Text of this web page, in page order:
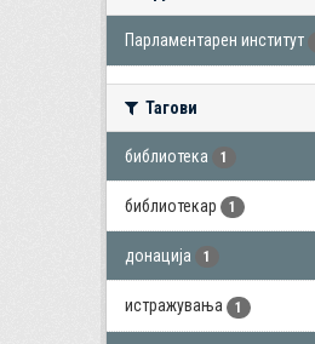
Парламентарен институт
Тагови
библиотека 1
библиотекар 1
донација 1
истражувања 1